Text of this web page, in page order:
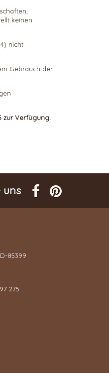
keinen
) nicht
Gebrauch der
zur Verfügung.
uns
85399
275